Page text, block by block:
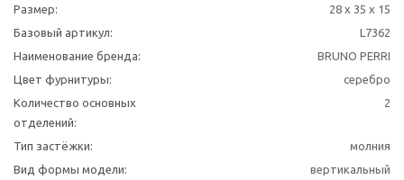
Размер:
28 x 35 x 15
Базовый артикул:
L7362
Наименование бренда:
BRUNO PERRI
Цвет фурнитуры:
серебро
Количество основных
отделений:
2
Тип застёжки:
молния
Вид формы модели:
вертикальный